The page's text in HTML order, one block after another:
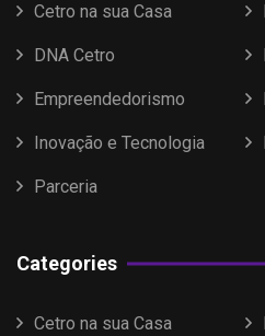
Cetro na sua Casa
DNA Cetro
Empreendedorismo
Inovação e Tecnologia
Parceria
Categories
Cetro na sua Casa